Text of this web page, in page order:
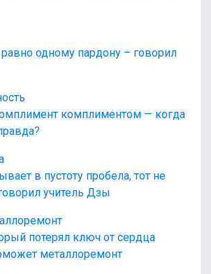
одному пардону – говорил
комплиментом — когда
в пустоту пробела, тот не
учитель Дзы
потерял ключ от сердца
металлоремонт